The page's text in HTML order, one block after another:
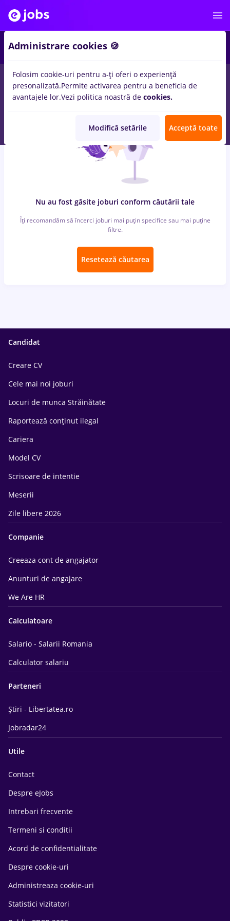
locuri de munca in Timisoara pentruStudent, Entry-Level (< 2
ani) inRelatii clienti / Call center, Medicina / Sanatate
Nu au fost găsite joburi conform căutării tale
Îți recomandăm să încerci joburi mai puțin specifice sau mai puține
filtre.
Resetează căutarea
Candidat
Creare CV
Cele mai noi joburi
Locuri de munca Străinătate
Raportează conținut ilegal
Cariera
Model CV
Scrisoare de intentie
Meserii
Zile libere 2026
Companie
Creeaza cont de angajator
Anunturi de angajare
We Are HR
Calculatoare
Salario - Salarii Romania
Calculator salariu
Parteneri
Știri - Libertatea.ro
Jobradar24
Utile
Contact
Despre eJobs
Intrebari frecvente
Termeni si conditii
Acord de confidentialitate
Despre cookie-uri
Administreaza cookie-uri
Statistici vizitatori
Administrare cookies 🍪
Folosim cookie-uri pentru a-ți oferi o experiență
presonalizată.Permite activarea pentru a beneficia de
avantajele lor.Vezi politica noastră de cookies.
Modifică setările Acceptă toate